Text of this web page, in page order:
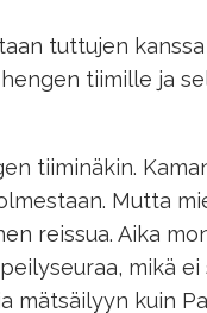
tuttujen
tiimille ja
tiiminäkin.
Mutta
reissua. Aika
mikä ei
mätsäilyyn kuin